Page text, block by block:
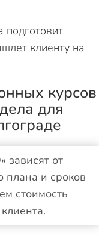
подготовит
клиенту на
курсов
для
зависят от
плана и сроков
стоимость